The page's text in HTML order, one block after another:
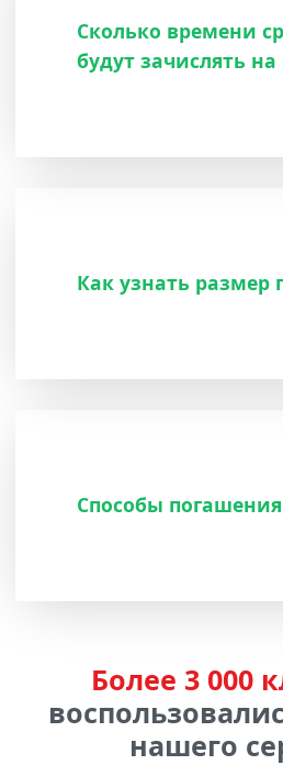
Сколько времени
будут зачислять
Как узнать размер
Способы погашения
Более 3 000
нашего